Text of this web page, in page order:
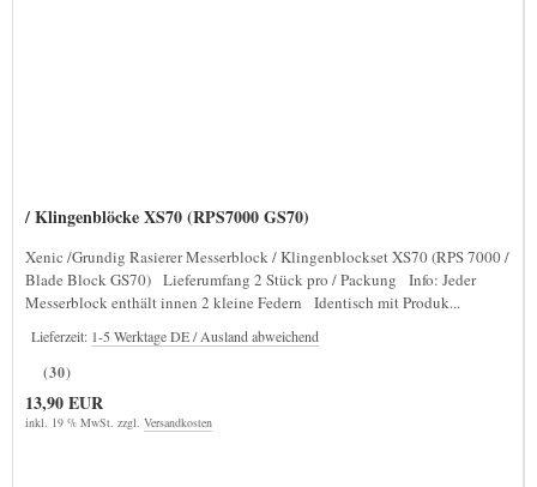
/ Klingenblöcke XS70 (RPS7000 GS70)
Xenic /Grundig Rasierer Messerblock / Klingenblockset XS70 (RPS 7000 /
Blade Block GS70) Lieferumfang 2 Stück pro / Packung Info: Jeder
Messerblock enthält innen 2 kleine Federn Identisch mit Produk...
Lieferzeit: 1-5 Werktage DE / Ausland abweichend
(30)
13,90 EUR
inkl. 19 % MwSt. zzgl. Versandkosten